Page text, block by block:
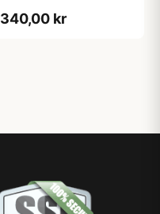
340,00 kr